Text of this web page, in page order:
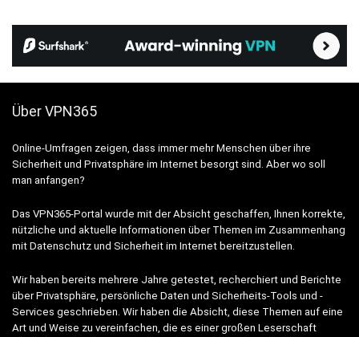
Über VPN365
Online-Umfragen zeigen, dass immer mehr Menschen über ihre
Sicherheit und Privatsphäre im Internet besorgt sind. Aber wo soll
man anfangen?
Das VPN365-Portal wurde mit der Absicht geschaffen, Ihnen korrekte,
nützliche und aktuelle Informationen über Themen im Zusammenhang
mit Datenschutz und Sicherheit im Internet bereitzustellen.
Wir haben bereits mehrere Jahre getestet, recherchiert und Berichte
über Privatsphäre, persönliche Daten und Sicherheits-Tools und -
Services geschrieben. Wir haben die Absicht, diese Themen auf eine
Art und Weise zu vereinfachen, die es einer großen Leserschaft